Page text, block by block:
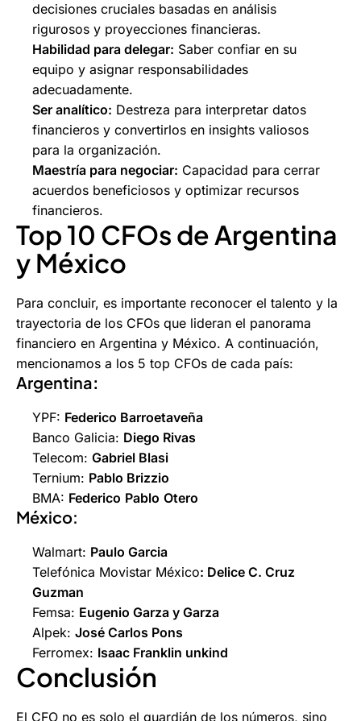
decisiones cruciales basadas en análisis
rigurosos y proyecciones financieras.
Habilidad para delegar: Saber confiar en su
equipo y asignar responsabilidades
adecuadamente.
Ser analítico: Destreza para interpretar datos
financieros y convertirlos en insights valiosos
para la organización.
Maestría para negociar: Capacidad para cerrar
acuerdos beneficiosos y optimizar recursos
financieros.
Top 10 CFOs de Argentina
y México
Para concluir, es importante reconocer el talento y la
trayectoria de los CFOs que lideran el panorama
financiero en Argentina y México. A continuación,
mencionamos a los 5 top CFOs de cada país:
Argentina:
YPF: Federico Barroetaveña
Banco Galicia: Diego Rivas
Telecom: Gabriel Blasi
Ternium: Pablo Brizzio
BMA: Federico Pablo Otero
México:
Walmart: Paulo Garcia
Telefónica Movistar México: Delice C. Cruz
Guzman
Femsa: Eugenio Garza y Garza
Alpek: José Carlos Pons
Ferromex: Isaac Franklin unkind
Conclusión
El CFO no es solo el guardián de los números, sino